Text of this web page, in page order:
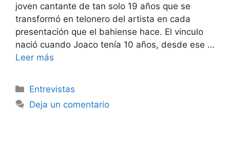
joven cantante de tan solo 19 años que se
transformó en telonero del artista en cada
presentación que el bahiense hace. El vinculo
nació cuando Joaco tenía 10 años, desde ese …
Leer más
Entrevistas
Deja un comentario